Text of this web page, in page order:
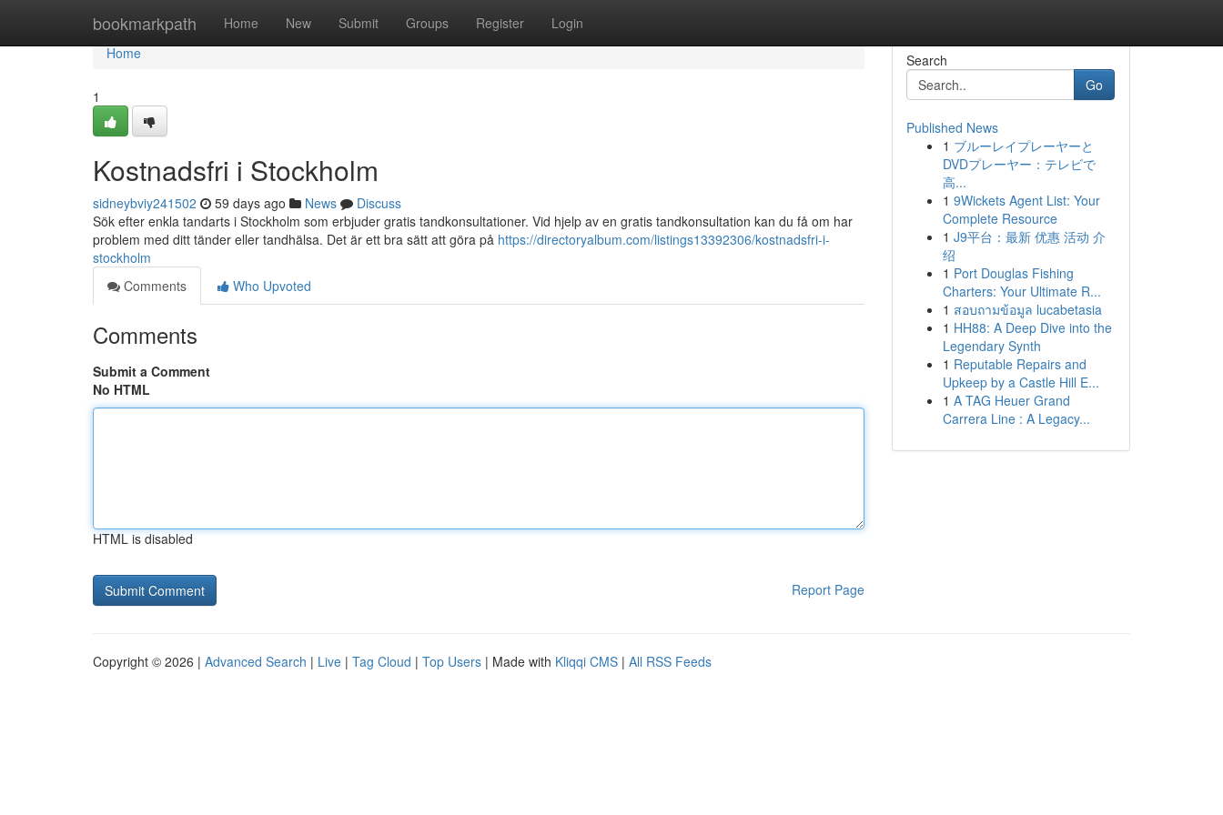
bookmarkpath Home New Submit Groups Register Login
Home
Home
1
Kostnadsfri i Stockholm
sidneybviy241502 59 days ago News
Discuss
Sök efter enkla tandarts i Stockholm som erbjuder gratis tandkonsultationer. Vid hjelp av en gratis tandkonsultation kan du få om har
problem med ditt tänder eller tandhälsa. Det är ett bra sätt att göra på https://directoryalbum.com/listings13392306/kostnadsfri-i-
stockholm
Comments
Who Upvoted
Comments
Submit a Comment
No HTML
HTML is disabled
Report Page
Search
Go
Published News
1 ブルーレイプレーヤーと
DVDプレーヤー：テレビで
高...
1 9Wickets Agent List: Your
Complete Resource
1 J9平台：最新 优惠 活动 介
绍
1 Port Douglas Fishing
Charters: Your Ultimate R...
1 สอบถามข้อมูล lucabetasia
1 HH88: A Deep Dive into the
Legendary Synth
1 Reputable Repairs and
Upkeep by a Castle Hill E...
1 A TAG Heuer Grand
Carrera Line : A Legacy...
Copyright © 2026 | Advanced Search | Live | Tag Cloud | Top Users | Made with Kliqqi CMS | All RSS Feeds